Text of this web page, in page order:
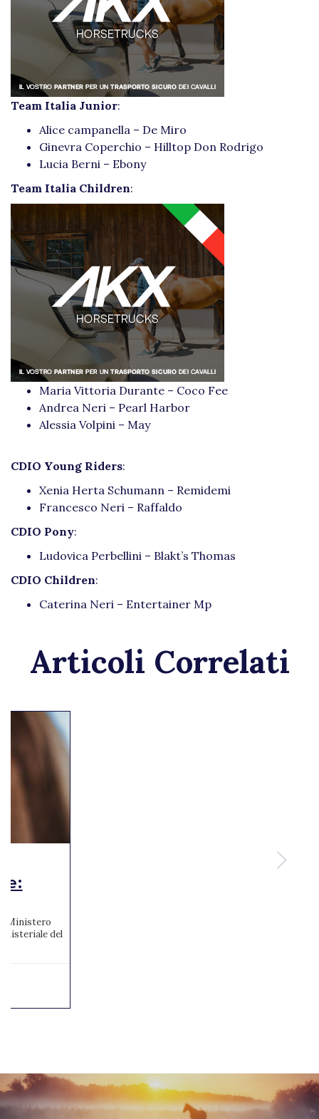
Team Italia Junior:
Alice campanella – De Miro
Ginevra Coperchio – Hilltop Don Rodrigo
Lucia Berni – Ebony
Team Italia Children:
Maria Vittoria Durante – Coco Fee
Andrea Neri – Pearl Harbor
Alessia Volpini – May
CDIO Young Riders:
Xenia Herta Schumann – Remidemi
Francesco Neri – Raffaldo
CDIO Pony:
Ludovica Perbellini – Blakt’s Thomas
CDIO Children:
Caterina Neri – Entertainer Mp
Articoli Correlati
Ministero
del